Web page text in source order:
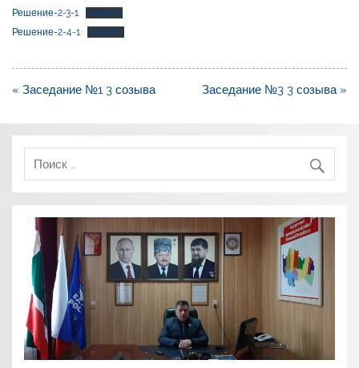
Решение-2-3-1
Скачать
Решение-2-4-1
Скачать
Навигация
записям
« Заседание №1 3 созыва Заседание №3 3 созыва »